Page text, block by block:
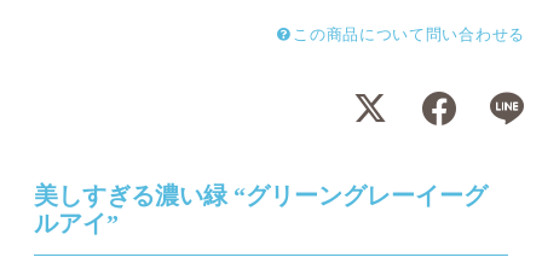
この商品について問い合わせる
美しすぎる濃い緑 “グリーングレーイーグ
ルアイ”